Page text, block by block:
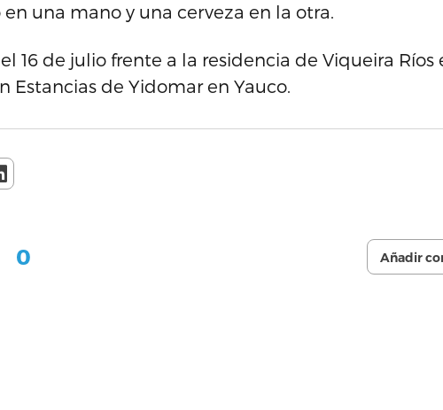
una mano y una cerveza en la otra.
16 de julio frente a la residencia de Viqueira Ríos
Estancias de Yidomar en Yauco.
0 Añadir